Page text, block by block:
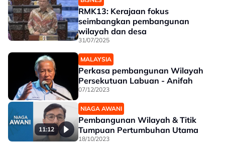
RMK13: Kerajaan fokus
seimbangkan pembangunan
wilayah dan desa
31/07/2025
MALAYSIA
Perkasa pembangunan Wilayah
Persekutuan Labuan - Anifah
07/12/2023
11:12
NIAGA AWANI
Pembangunan Wilayah & Titik
Tumpuan Pertumbuhan Utama
18/10/2023